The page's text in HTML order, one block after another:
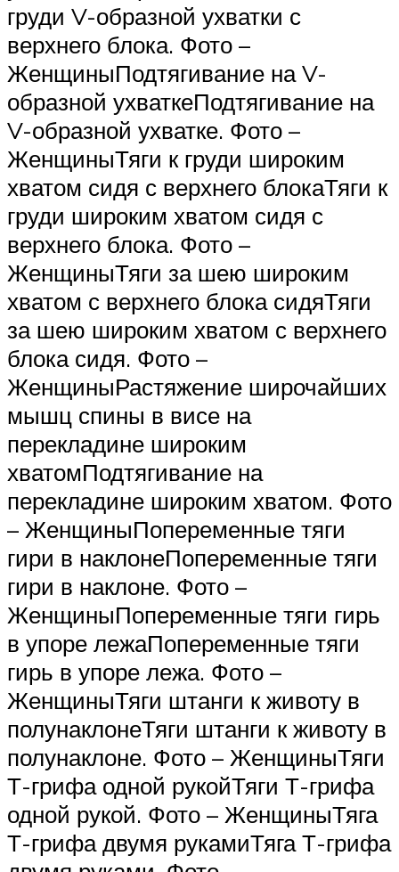
груди V-образной ухватки с
верхнего блока. Фото –
ЖенщиныПодтягивание на V-
образной ухваткеПодтягивание на
V-образной ухватке. Фото –
ЖенщиныТяги к груди широким
хватом сидя с верхнего блокаТяги к
груди широким хватом сидя с
верхнего блока. Фото –
ЖенщиныТяги за шею широким
хватом с верхнего блока сидяТяги
за шею широким хватом с верхнего
блока сидя. Фото –
ЖенщиныРастяжение широчайших
мышц спины в висе на
перекладине широким
хватомПодтягивание на
перекладине широким хватом. Фото
– ЖенщиныПопеременные тяги
гири в наклонеПопеременные тяги
гири в наклоне. Фото –
ЖенщиныПопеременные тяги гирь
в упоре лежаПопеременные тяги
гирь в упоре лежа. Фото –
ЖенщиныТяги штанги к животу в
полунаклонеТяги штанги к животу в
полунаклоне. Фото – ЖенщиныТяги
Т-грифа одной рукойТяги Т-грифа
одной рукой. Фото – ЖенщиныТяга
Т-грифа двумя рукамиТяга Т-грифа